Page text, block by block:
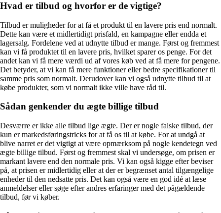
Hvad er tilbud og hvorfor er de vigtige?
Tilbud er muligheder for at få et produkt til en lavere pris end normalt.
Dette kan være et midlertidigt prisfald, en kampagne eller endda et
lagersalg. Fordelene ved at udnytte tilbud er mange. Først og fremmest
kan vi få produktet til en lavere pris, hvilket sparer os penge. For det
andet kan vi få mere værdi ud af vores køb ved at få mere for pengene.
Det betyder, at vi kan få mere funktioner eller bedre specifikationer til
samme pris som normalt. Derudover kan vi også udnytte tilbud til at
købe produkter, som vi normalt ikke ville have råd til.
Sådan genkender du ægte billige tilbud
Desværre er ikke alle tilbud lige ægte. Der er nogle falske tilbud, der
kun er markedsføringstricks for at få os til at købe. For at undgå at
blive narret er det vigtigt at være opmærksom på nogle kendetegn ved
ægte billige tilbud. Først og fremmest skal vi undersøge, om prisen er
markant lavere end den normale pris. Vi kan også kigge efter beviser
på, at prisen er midlertidig eller at der er begrænset antal tilgængelige
enheder til den nedsatte pris. Det kan også være en god idé at læse
anmeldelser eller søge efter andres erfaringer med det pågældende
tilbud, før vi køber.